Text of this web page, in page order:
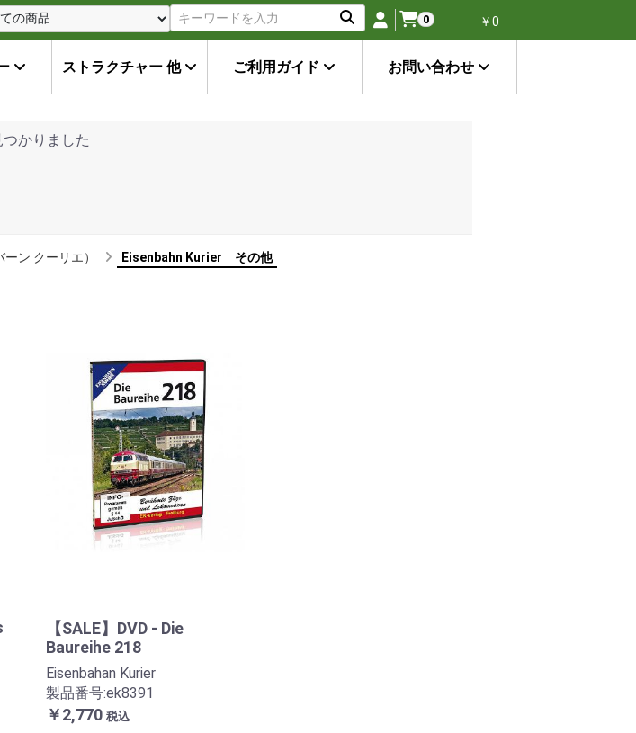
0 ￥0
ストラクチャー 他 ご利用ガイド お問い合わせ
かりました
ン クーリエ） Eisenbahn Kurier その他
【SALE】DVD - Die
Baureihe 218
Eisenbahan Kurier
製品番号:ek8391
￥2,770 税込